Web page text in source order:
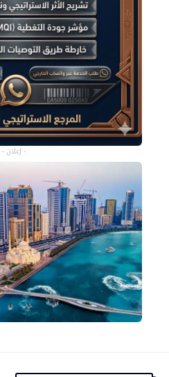
- إعلان -